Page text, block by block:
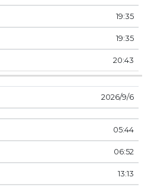
19:35
19:35
20:43
6‏‏/9‏‏/2026
05:44
06:52
13:13